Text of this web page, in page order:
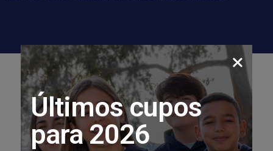
Novedades recientes
Últimos cupos
para 2026